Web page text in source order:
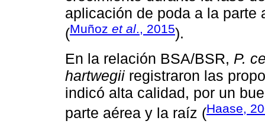
aplicación de poda a la parte
(Muñoz et al., 2015).
En la relación BSA/BSR, P.
hartwegii registraron las
indicó alta calidad, por un
parte aérea y la raíz (Haase,